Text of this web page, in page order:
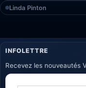
Linda Pinton
INFOLETTRE
Recevez les nouveautés